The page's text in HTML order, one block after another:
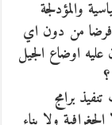
والمؤدلجة
فرضا من دون اي
اوضاع الجيل
برامج